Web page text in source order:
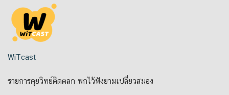
content
WiTcast
รายการคุยวิทย์ติดตลก พกไว้ฟังยามเปลี่ยวสมอง